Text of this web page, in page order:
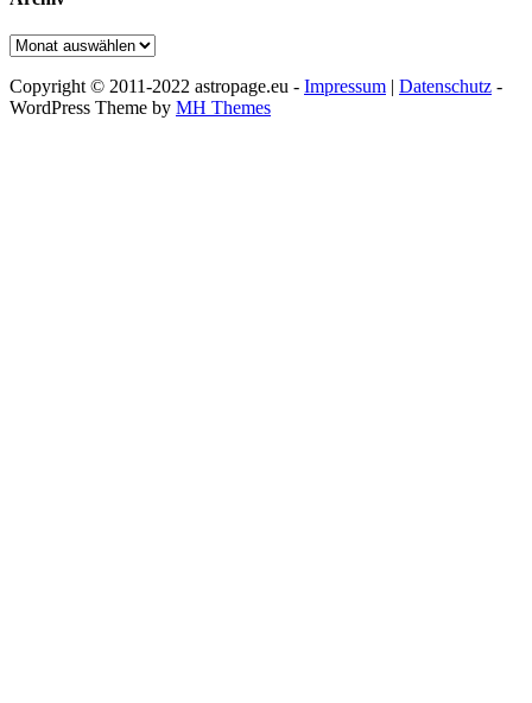
Archiv
Copyright © 2011-2022 astropage.eu - Impressum | Datenschutz -
WordPress Theme by MH Themes